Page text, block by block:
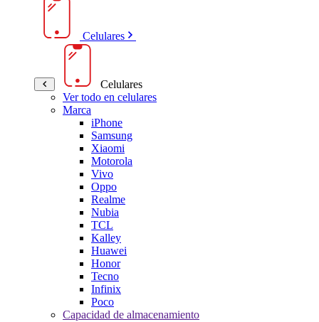
Celulares
Celulares
Ver todo en celulares
Marca
iPhone
Samsung
Xiaomi
Motorola
Vivo
Oppo
Realme
Nubia
TCL
Kalley
Huawei
Honor
Tecno
Infinix
Poco
Capacidad de almacenamiento